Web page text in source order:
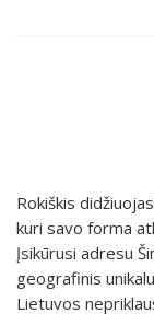
Rokiškis
kuri savo forma
Įsikūrusi adresu
geografinis
Lietuvos